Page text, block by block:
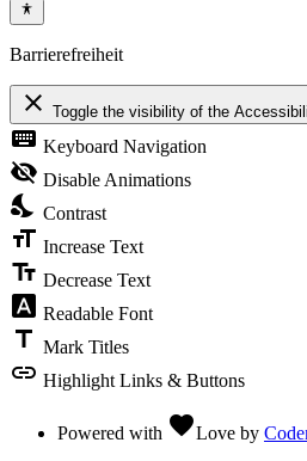
Barrierefreiheit
close Toggle the visibility of the
keyboard Keyboard Navigation
visibility_off Disable Animations
nights_stay Contrast
format_size Increase Text
text_fields Decrease Text
font_download Readable Font
title Mark Titles
link Highlight Links & Buttons
Powered with favoriteLove by